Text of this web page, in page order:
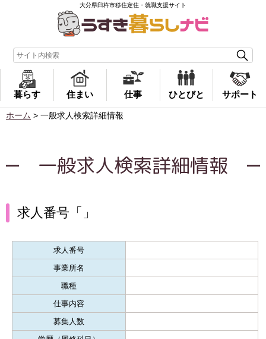
大分県臼杵市移住定住・就職支援サイト
暮らす 住まい 仕事 ひとびと サポート
ホーム > 一般求人検索詳細情報
一般求人検索詳細情報
求人番号「」
求人番号
事業所名
職種
仕事内容
募集人数